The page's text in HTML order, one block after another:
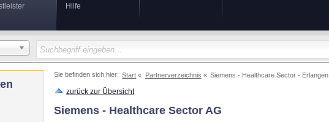
Hilfe
Sie befinden sich hier: Start Partnerverzeichnis Siemens - Healthcare Sector - Erlangen
zurück zur Übersicht
Siemens - Healthcare Sector AG